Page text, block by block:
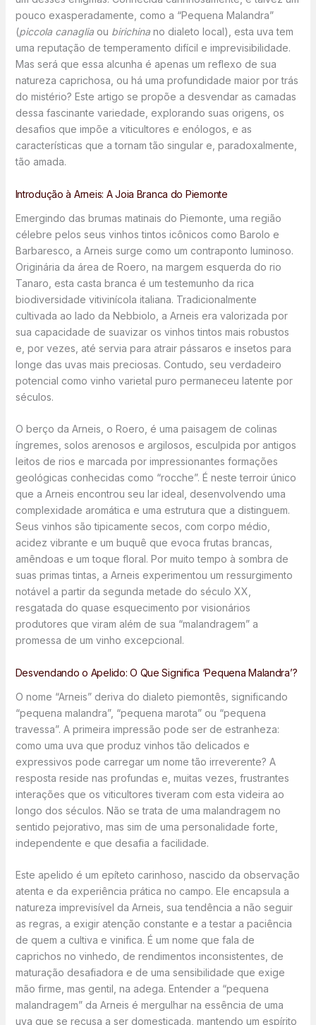
pouco exasperadamente, como a “Pequena Malandra”
(piccola canagliaou birichinano dialeto local), esta uva tem
uma reputação de temperamento difícil e imprevisibilidade.
Mas será que essa alcunha é apenas um reflexo de sua
natureza caprichosa, ou há uma profundidade maior por trás
do mistério? Este artigo se propõe a desvendar as camadas
dessa fascinante variedade, explorando suas origens, os
desafios que impõe a viticultores e enólogos, e as
características que a tornam tão singular e, paradoxalmente,
tão amada.
Introdução à Arneis: A Joia Branca do Piemonte
Emergindo das brumas matinais do Piemonte, uma região
célebre pelos seus vinhos tintos icônicos como Barolo e
Barbaresco, a Arneis surge como um contraponto luminoso.
Originária da área de Roero, na margem esquerda do rio
Tanaro, esta casta branca é um testemunho da rica
biodiversidade vitivinícola italiana. Tradicionalmente
cultivada ao lado da Nebbiolo, a Arneis era valorizada por
sua capacidade de suavizar os vinhos tintos mais robustos
e, por vezes, até servia para atrair pássaros e insetos para
longe das uvas mais preciosas. Contudo, seu verdadeiro
potencial como vinho varietal puro permaneceu latente por
séculos.
O berço da Arneis, o Roero, é uma paisagem de colinas
íngremes, solos arenosos e argilosos, esculpida por antigos
leitos de rios e marcada por impressionantes formações
geológicas conhecidas como “rocche”. É neste terroir único
que a Arneis encontrou seu lar ideal, desenvolvendo uma
complexidade aromática e uma estrutura que a distinguem.
Seus vinhos são tipicamente secos, com corpo médio,
acidez vibrante e um buquê que evoca frutas brancas,
amêndoas e um toque floral. Por muito tempo à sombra de
suas primas tintas, a Arneis experimentou um ressurgimento
notável a partir da segunda metade do século XX,
resgatada do quase esquecimento por visionários
produtores que viram além de sua “malandragem” a
promessa de um vinho excepcional.
Desvendando o Apelido: O Que Significa ‘Pequena Malandra’?
O nome “Arneis” deriva do dialeto piemontês, significando
“pequena malandra”, “pequena marota” ou “pequena
travessa”. A primeira impressão pode ser de estranheza:
como uma uva que produz vinhos tão delicados e
expressivos pode carregar um nome tão irreverente? A
resposta reside nas profundas e, muitas vezes, frustrantes
interações que os viticultores tiveram com esta videira ao
longo dos séculos. Não se trata de uma malandragem no
sentido pejorativo, mas sim de uma personalidade forte,
independente e que desafia a facilidade.
Este apelido é um epíteto carinhoso, nascido da observação
atenta e da experiência prática no campo. Ele encapsula a
natureza imprevisível da Arneis, sua tendência a não seguir
as regras, a exigir atenção constante e a testar a paciência
de quem a cultiva e vinifica. É um nome que fala de
caprichos no vinhedo, de rendimentos inconsistentes, de
maturação desafiadora e de uma sensibilidade que exige
mão firme, mas gentil, na adega. Entender a “pequena
malandragem” da Arneis é mergulhar na essência de uma
uva que se recusa a ser domesticada, mantendo um espírito